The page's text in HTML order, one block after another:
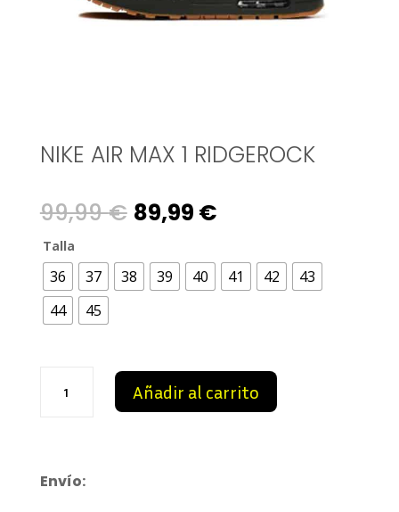
NIKE AIR MAX 1 RIDGEROCK
99,99€ Original
was:
89,99 €Current
is:
Talla
36 37 38 39 40 41 42
43
44
45
cantidad
Añadir al carrito
Envío: